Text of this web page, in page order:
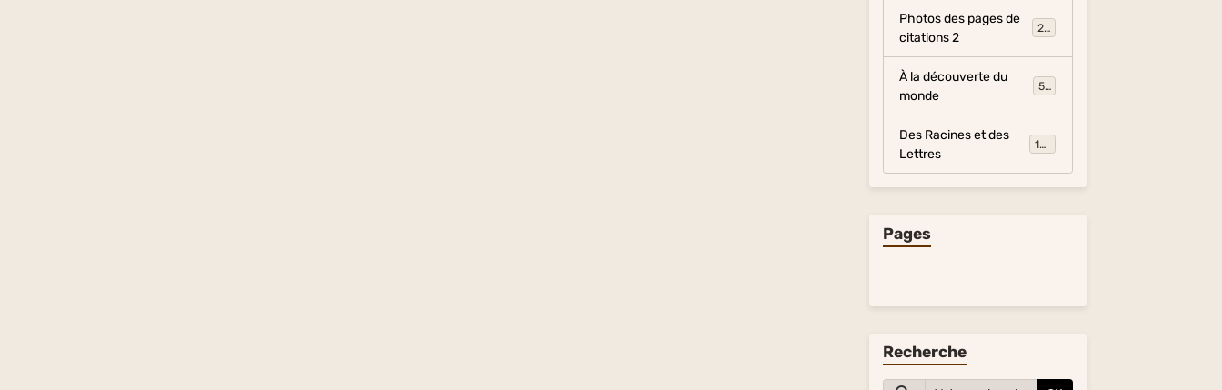
Photos des pages de
citations 2
281
À la découverte du
monde
54
Des Racines et des
Lettres
134
Pages
Recherche